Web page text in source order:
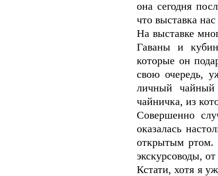
она сегодня
что выставка
На выставке
Гаваны и
которые он
свою очередь,
личный
чайничка, из
Совершенно
оказалась
открытым ртом.
экскурсоводы,
Кстати, хотя я